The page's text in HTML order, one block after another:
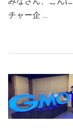
チャー企 …